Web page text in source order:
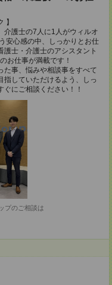
】
介護士の7人に1人がウィルオ
安心感の中、しっかりとお仕
士・介護士のアシスタント
お仕事が満載です！
た事、悩みや相談事をすべて
指していただけるよう、しっ
にご相談ください！！
プのご相談は